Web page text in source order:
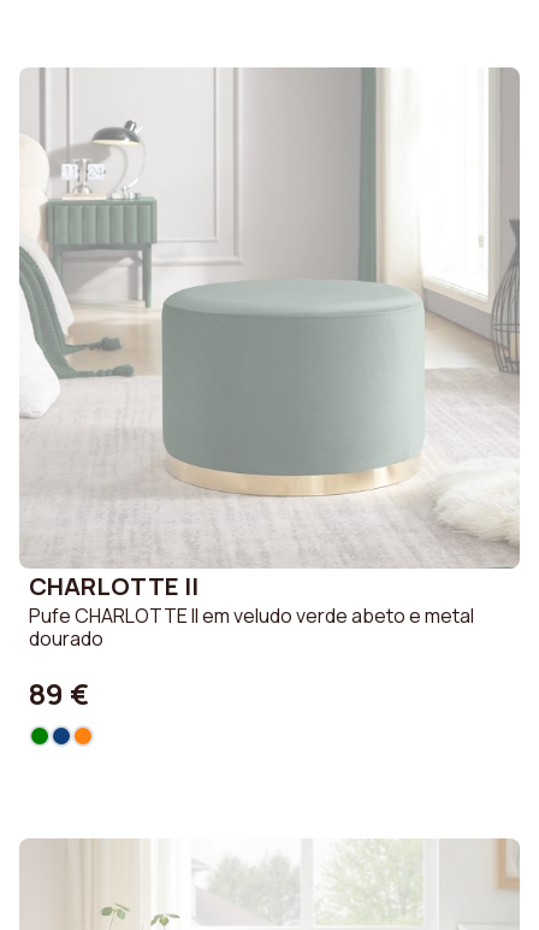
CHARLOTTE II
Pufe CHARLOTTE II em veludo verde abeto e metal
dourado
89 €